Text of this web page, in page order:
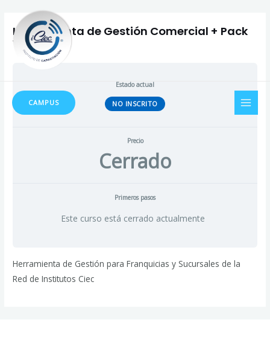
contenido
CAMPUS
Herramienta de Gestión Comercial + Pack
Virtual
Estado actual
NO INSCRITO
Precio
Cerrado
Primeros pasos
Este curso está cerrado actualmente
Herramienta de Gestión para Franquicias y Sucursales de la
Red de Institutos Ciec